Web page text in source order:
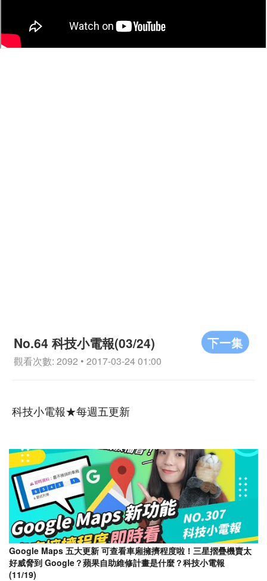
下一集
No.64 科技小電報(03/24)
觀看次數: 2092 • 2017-03-24 01:00
科技小電報★每週五更新
Google Maps 五大更新 可查看車廂擁擠程度啦！三星摺疊機賣太
好威脅到 Google？蘋果自助維修計畫是什麼？科技小電報
(11/19)